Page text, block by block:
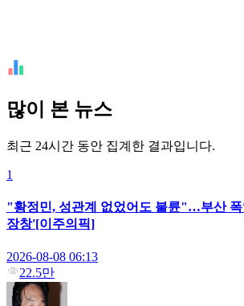
많이 본 뉴스
최근 24시간 동안 집계한 결과입니다.
1
"황정민, 성관계 없었어도 불륜"…부산
장창'[이주의픽]
2026-08-08 06:13
22.5만